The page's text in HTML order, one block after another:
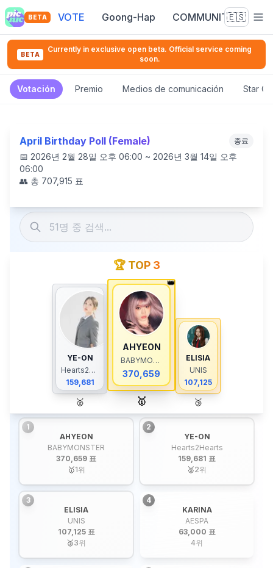
BETA VOTE Goong-Hap COMMUNITY🇪🇸
BETA
Currently in exclusive open beta. Official service coming
soon.
Votación Premio Medios de comunicación Star
April Birthday Poll (Female) 종료
📅 2026년 2월 28일 오후 06:00 ~ 2026년 3월 14일 오후
06:00
👥 총 707,915 표
🏆 TOP 3
YE-ON
Hearts2Hearts
159,681
🥈
👑
AHYEON
BABYMONSTER
370,659
🥇
ELISIA
UNIS
107,125
🥉
1
AHYEON
BABYMONSTER
370,659 표
🥇1위
2
YE-ON
Hearts2Hearts
159,681 표
🥈2위
3
ELISIA
UNIS
107,125 표
🥉3위
4
KARINA
AESPA
63,000 표
4위